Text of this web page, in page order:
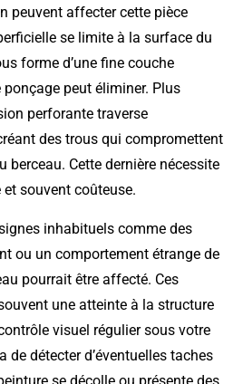
peuvent affecter cette pièce
se limite à la surface du
forme d’une fine couche
ponçage peut éliminer. Plus
perforante traverse
des trous qui compromettent
berceau. Cette dernière nécessite
souvent coûteuse.
inhabituels comme des
ou un comportement étrange de
pourrait être affecté. Ces
une atteinte à la structure
visuel régulier sous votre
de détecter d’éventuelles taches